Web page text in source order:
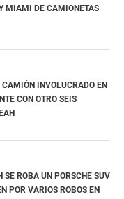
INVOLUCRADO EN
CON OTRO SEIS
SE ROBA UN PORSCHE SUV
POR VARIOS ROBOS EN